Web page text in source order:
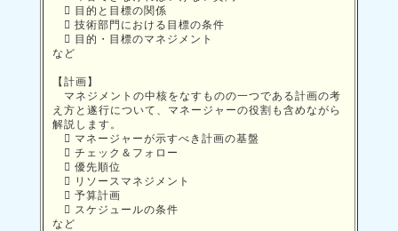
 目的と目標の関係
 技術部門における目標の条件
 目的・目標のマネジメント
など
【計画】
マネジメントの中核をなすものの一つである計画の考
え方と遂行について、マネージャーの役割も含めながら
解説します。
 マネージャーが示すべき計画の基盤
 チェック＆フォロー
 優先順位
 リソースマネジメント
 予算計画
 スケジュールの条件
など